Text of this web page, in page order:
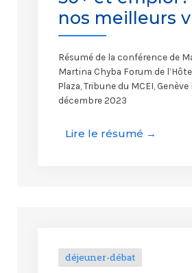
nos meilleurs
Résumé de la conférence de
Martina Chyba Forum de
Plaza, Tribune du MCEI, Genève
décembre 2023
Lire le résumé →
déjeuner-débat